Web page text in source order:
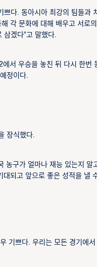
쁘다. 동아시아 최강의 팀들과
각 문화에 대해 배우고 서로
삼겠다"고 말했다.
서 우승을 놓친 뒤 다시 한번
정이다.
장식했다.
농구가 얼마나 재능 있는지 알
되고 앞으로 좋은 성적을 낼
기쁘다. 우리는 모든 경기에서